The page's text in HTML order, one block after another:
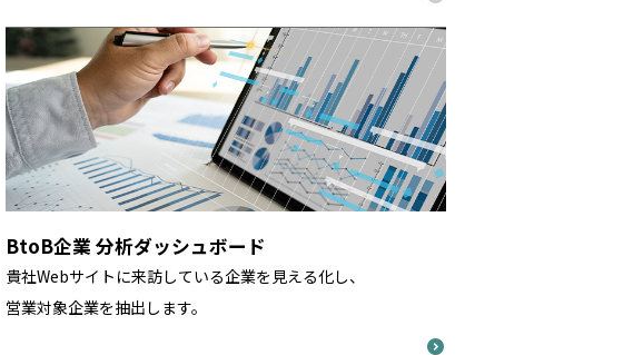
BtoB企業 分析ダッシュボード
貴社Webサイトに来訪している企業を見える化し、
営業対象企業を抽出します。